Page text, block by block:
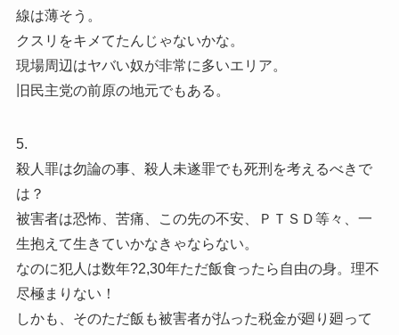
線は薄そう。
クスリをキメてたんじゃないかな。
現場周辺はヤバい奴が非常に多いエリア。
旧民主党の前原の地元でもある。
5.
殺人罪は勿論の事、殺人未遂罪でも死刑を考えるべきで
は？
被害者は恐怖、苦痛、この先の不安、ＰＴＳＤ等々、一
生抱えて生きていかなきゃならない。
なのに犯人は数年?2,30年ただ飯食ったら自由の身。理不
尽極まりない！
しかも、そのただ飯も被害者が払った税金が廻り廻って